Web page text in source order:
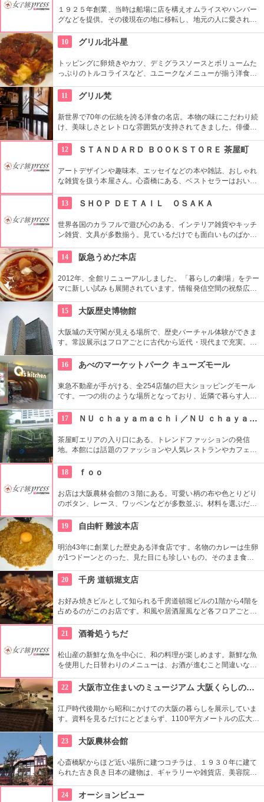
１９２５年創業、当時は船場に店を構えオムライスやハンバー
グなどを提供。その後現在の地に移転し、地元の人に愛され続
込んだオムライスや、柔らかい牛バラがゴロゴロ入った濃厚シ
チューなど、絶品洋食が揃います。
10 グリル北斗星
トッピングに卵焼きやカツ、デミグラスソースとボリュームた
っぷりのトルコライスなど、ユニークなメニューが揃う洋食
カレーも評判です。どれもリーズナブルなお値段がうれしい。
11 グリル梵
新世界で70年の伝統を誇る洋食の名店。本物の味にこだわり続
け、美味しさとレトロな雰囲気が支持されてきました。俳優な
を彩るカレーやデミグラスソースも格別。
12 ＳＴＡＮＤＡＲＤ ＢＯＯＫＳＴＯＲＥ 茶屋町
アートデザインや趣味本、エッセイなどの本や雑誌、おしゃれ
な雑貨を扱う本屋さん。心斎橋にある、ベストセラーはおいて
間で、本を読みながら、お茶もできる。購入前の本も読みなが
らお茶できるのが、うれしい。
13 ＳＨＯＰ ＤＥＴＡＩＬ ＯＳＡＫＡ
世界各国のカラフルで遊び心のある、インテリア雑貨やキッチ
ン雑貨、文具が多数揃う。見ているだけでも面白いものばか
お土産に選ぶのもオススメ。
14 阪急うめだ本店
2012年、全館リニューアルしました。「暮らしの劇場」をテー
マに新しい試みも展開されています。情報発信空間の祝祭広場
した「うめだスーク」、20店以上が出店するレストラン街、シ
ョーケースがズラリと並ぶスイーツブティックストリートなど
魅力満載です。
15 大阪歴史博物館
大阪城の天守閣が見える場所で、歴史バーチャル体験ができま
す。常設展示はフロアごとに古代から近代・現代まで充実。展
再現され、リアル感が高い点が魅力的です。
16 あべのマーケットパーク キューズモール
東急不動産が手がける、全254店舗の巨大ショッピングモール
です。一つの街のような場所となっており、近隣で暮らす人、
います。1日あっても足りないかも！？
17 ＮＵ ｃｈａｙａｍａｃｈｉ／ＮＵ ｃｈａｙａｍａｃｈｉプラス
茶屋町エリアの入り口にある、トレンドファッションの発信
地。本館には話題のファッションや人気レストランやカフェが
００店舗もあり、ショッピングを満喫できるはず。
18 ｆｏｏ
お店は大阪農林会館の３階にある。可愛い柄の布や色とりどり
のボタン、レース、ワッペンなどが多数並ぶ。材料を選ぶだけ
りの布を選んで、自分だけのバッグをオーダーすることもでき
る。
19 自由軒 難波本店
明治43年に創業した歴史ある洋食店です。名物のカレーは生卵
が1つドーンとのった、見た目にも珍しいもの。そのまま食べ
味を、ぜひお試しあれ。650円というリーズナブルな金額で味
わえるのも嬉しいですね。
20 千房 道頓堀支店
お好み焼きビルとして知られる千房道頓堀ビルの1階から4階を
占めるのがこのお店です。和風や居酒屋風など各フロアごとに
気 No.1メニューは食材全部入りの「道頓堀焼き」。焼きそばや
鉄板焼きなどのメニューも豊富で、ランチコースも揃っていま
す。
21 酒肴処うちだ
松山産の新鮮な魚を中心に、和の料理が楽しめます。新鮮な魚
を使用した日替わりのメニューは、お酒が進むこと間違いな
探してみて。心斎橋駅から徒歩5分の立地なので、遅くなって
も大丈夫。ゆっくりと楽しもう。
22 大阪市立住まいのミュージアム 大阪くらしの今昔館
江戸時代後期から昭和にかけての大阪の暮らしを展示していま
す。資料を見るだけにとどまらず、1100平方メートルの広大な
しているかのように体感できます。
23 大阪農林会館
心斎橋駅からほど近い場所に建つコチラは、１９３０年に建て
られた古き良き日本の建物は、ギャラリーや雑貨店、美容院や
変わりました。昔の重厚感のあるビルの装飾にも注目しながら
24 オーションビュー